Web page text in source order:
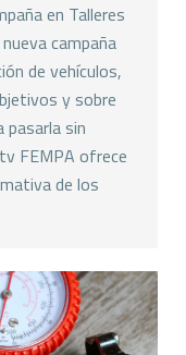
en Talleres
campaña
de vehículos,
y sobre
sin
FEMPA ofrece
de los